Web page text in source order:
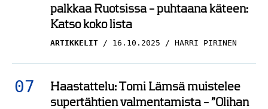
palkkaa Ruotsissa – puhtaana käteen:
Katso koko lista
ARTIKKELIT 16.10.2025 HARRI PIRINEN
Haastattelu: Tomi Lämsä muistelee
supertähtien valmentamista – ”Olihan